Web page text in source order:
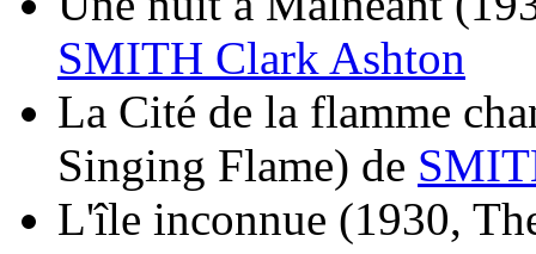
SMITH Clark Ashton
La Cité de la flamme
Singing Flame) de
L'île inconnue (1930,